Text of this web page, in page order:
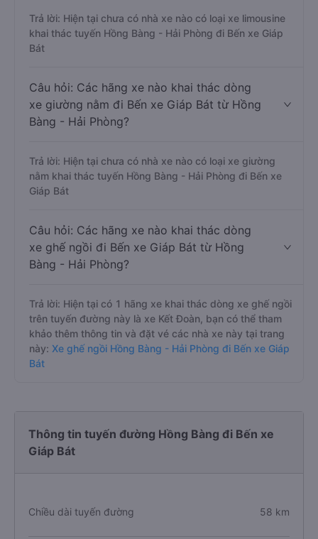
Trả lời: Hiện tại chưa có nhà xe nào có loại xe limousine
khai thác tuyến Hồng Bàng - Hải Phòng đi Bến xe Giáp
Bát
Câu hỏi: Các hãng xe nào khai thác dòng
xe giường nằm đi Bến xe Giáp Bát từ Hồng
Bàng - Hải Phòng?
Trả lời: Hiện tại chưa có nhà xe nào có loại xe giường
nằm khai thác tuyến Hồng Bàng - Hải Phòng đi Bến xe
Giáp Bát
Câu hỏi: Các hãng xe nào khai thác dòng
xe ghế ngồi đi Bến xe Giáp Bát từ Hồng
Bàng - Hải Phòng?
Trả lời: Hiện tại có 1 hãng xe khai thác dòng xe ghế ngồi
trên tuyến đường này là xe Kết Đoàn, bạn có thể tham
khảo thêm thông tin và đặt vé các nhà xe này tại trang
này: Xe ghế ngồi Hồng Bàng - Hải Phòng đi Bến xe Giáp
Bát
Thông tin tuyến đường Hồng Bàng đi Bến xe
Giáp Bát
Chiều dài tuyến đường 58 km